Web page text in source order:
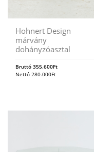
Hohnert Design
márvány
dohányzóasztal
Bruttó 355.600Ft
Nettó 280.000Ft